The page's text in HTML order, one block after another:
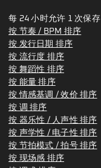
每 24 小时允许 1 次保存
按 节奏 / BPM 排序
按 发行日期 排序
按 流行度 排序
按 舞蹈性 排序
按 能量 排序
按 情感基调 / 效价 排序
按 调 排序
按 器乐性 / 人声性 排序
按 声学性 / 电子性 排序
按 节拍模式 / 拍号 排序
按 现场感 排序